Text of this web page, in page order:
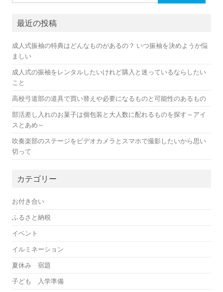
最近の投稿
成人式振袖の特典はどんなものがあるの？ いつ振袖を決めようか悩
ましい
成人式の振袖をレンタルしたいけれど購入と迷っているならしたい
こと
高校弓道部の道具で買い替えや必要になるものと可能性のあるもの
部活差し入れのお菓子は個包装と大人数に配れるものを探す～アイ
スとあめ～
吹奏楽部のステージをビデオカメラとスマホで撮影したいから思い
切って
カテゴリー
お付き合い
ふるさと納税
イベント
イルミネーション
夏休み 宿題
子ども 入学準備